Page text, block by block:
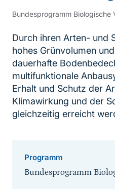
Bundesprogramm Biologische
Durch ihren Arten- und
hohes Grünvolumen
dauerhafte
multifunktionale
Erhalt und Schutz der
Klimawirkung und der
gleichzeitig erreicht
Programm
Bundesprogramm